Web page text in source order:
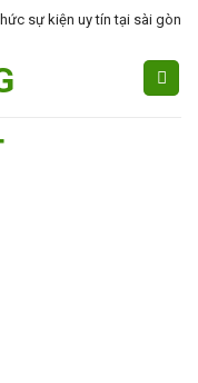
sự kiện uy tín tại sài gòn